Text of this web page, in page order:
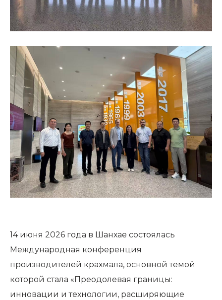
14 июня 2026 года в Шанхае состоялась
Международная конференция
производителей крахмала, основной темой
которой стала «Преодолевая границы:
инновации и технологии, расширяющие